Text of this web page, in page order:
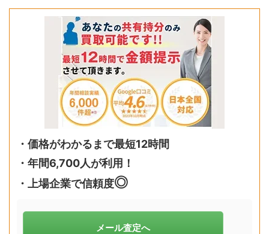
・価格がわかるまで最短12時間
・年間6,700人が利用！
・上場企業で信頼度◎
メール査定へ